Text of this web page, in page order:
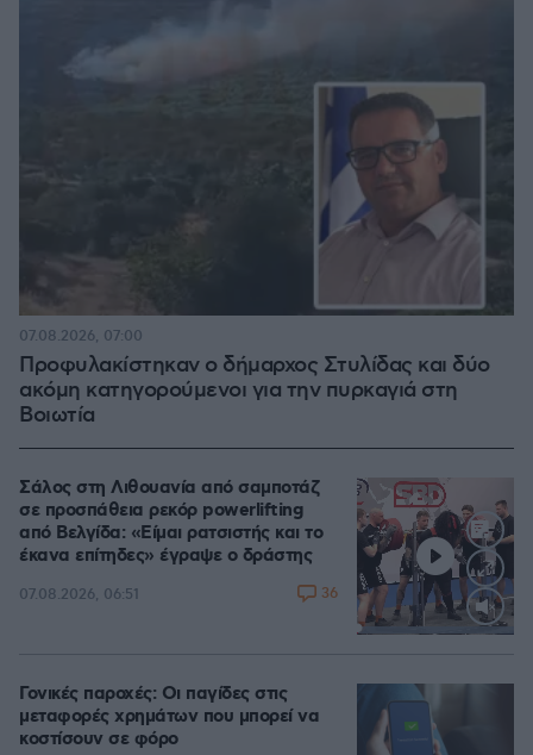
Προφυλακίστηκαν ο δήμαρχος Στυλίδας και δύο
ακόμη κατηγορούμενοι για την πυρκαγιά στη
Βοιωτία
07.08.2026, 07:00
Loaded
Σάλος στη Λιθουανία από σαμποτάζ
σε προσπάθεια ρεκόρ powerlifting
από Βελγίδα: «Είμαι ρατσιστής και το
έκανα επίτηδες» έγραψε ο δράστης
07.08.2026, 06:51 36
Γονικές παροχές: Οι παγίδες στις
μεταφορές χρημάτων που μπορεί να
κοστίσουν σε φόρο